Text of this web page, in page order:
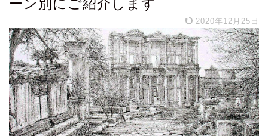
ーン別にご紹介します
2020年12月25日